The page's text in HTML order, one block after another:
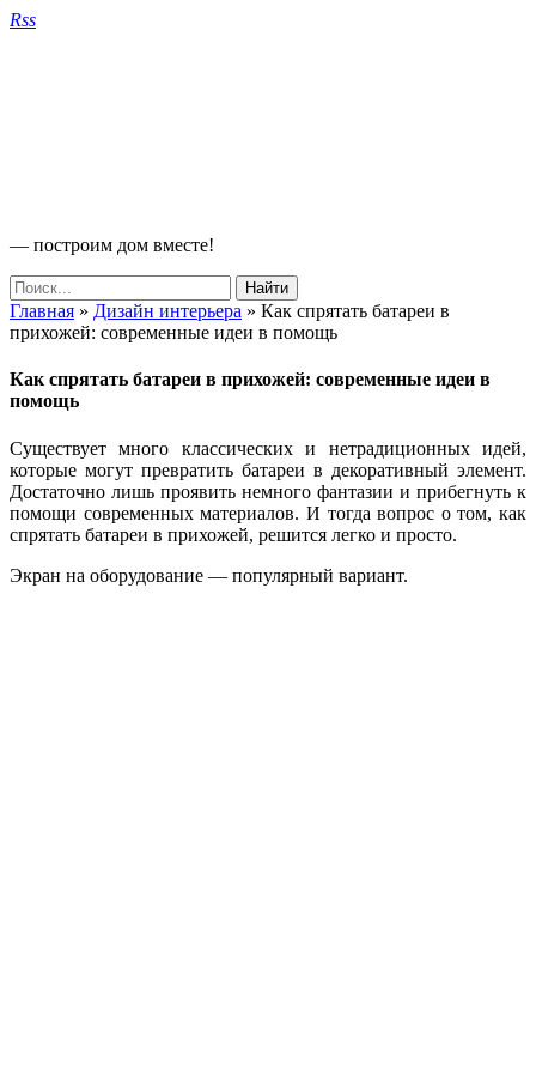
Rss
— построим дом вместе!
Главная » Дизайн интерьера » Как спрятать батареи в
прихожей: современные идеи в помощь
Как спрятать батареи в прихожей: современные идеи в
помощь
Существует много классических и нетрадиционных идей,
которые могут превратить батареи в декоративный элемент.
Достаточно лишь проявить немного фантазии и прибегнуть к
помощи современных материалов. И тогда вопрос о том, как
спрятать батареи в прихожей, решится легко и просто.
Экран на оборудование — популярный вариант.